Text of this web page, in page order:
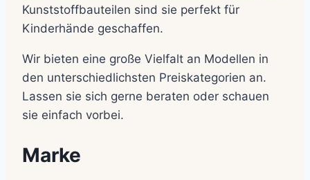
Kunststoffbauteilen sind sie perfekt für
Kinderhände geschaffen.
Wir bieten eine große Vielfalt an Modellen in
den unterschiedlichsten Preiskategorien an.
Lassen sie sich gerne beraten oder schauen
sie einfach vorbei.
Marke